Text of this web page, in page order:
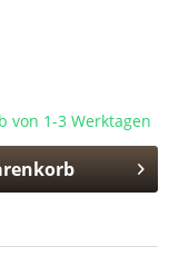
von 1-3 Werktagen